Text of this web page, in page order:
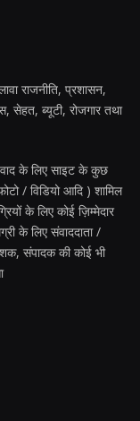
राजनीति, प्रशासन,
ब्यूटी, रोजगार तथा
के लिए साइट के कुछ
/ विडियो आदि ) शामिल
के लिए कोई ज़िम्मेदार
के लिए संवाददाता /
संपादक की कोई भी